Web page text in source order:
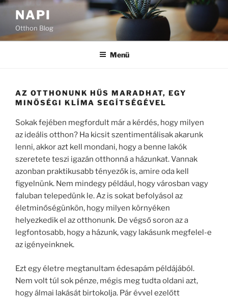
Tartalomhoz
NAPI
Otthon Blog
Menü
AZ OTTHONUNK HŰS MARADHAT, EGY
MINŐSÉGI KLÍMA SEGÍTSÉGÉVEL
Sokak fejében megfordult már a kérdés, hogy milyen
az ideális otthon? Ha kicsit szentimentálisak akarunk
lenni, akkor azt kell mondani, hogy a benne lakók
szeretete teszi igazán otthonná a házunkat. Vannak
azonban praktikusabb tényezők is, amire oda kell
figyelnünk. Nem mindegy például, hogy városban vagy
faluban telepedünk le. Az is sokat befolyásol az
életminőségünkön, hogy milyen környéken
helyezkedik el az otthonunk. De végső soron az a
legfontosabb, hogy a házunk, vagy lakásunk megfelel-e
az igényeinknek.
Ezt egy életre megtanultam édesapám példájából.
Nem volt túl sok pénze, mégis meg tudta oldani azt,
hogy álmai lakását birtokolja. Pár évvel ezelőtt